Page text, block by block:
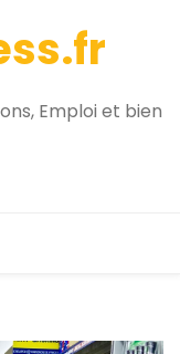
Emploi et bien